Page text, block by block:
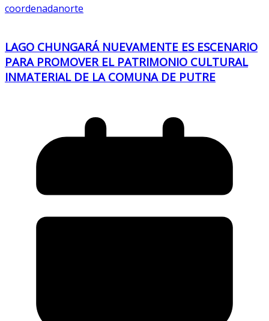
coordenadanorte
LAGO CHUNGARÁ NUEVAMENTE ES ESCENARIO
PARA PROMOVER EL PATRIMONIO CULTURAL
INMATERIAL DE LA COMUNA DE PUTRE